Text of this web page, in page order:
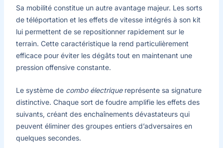
Sa mobilité constitue un autre avantage majeur. Les sorts
de téléportation et les effets de vitesse intégrés à son kit
lui permettent de se repositionner rapidement sur le
terrain. Cette caractéristique la rend particulièrement
efficace pour éviter les dégâts tout en maintenant une
pression offensive constante.
Le système de combo électriquereprésente sa signature
distinctive. Chaque sort de foudre amplifie les effets des
suivants, créant des enchaînements dévastateurs qui
peuvent éliminer des groupes entiers d’adversaires en
quelques secondes.